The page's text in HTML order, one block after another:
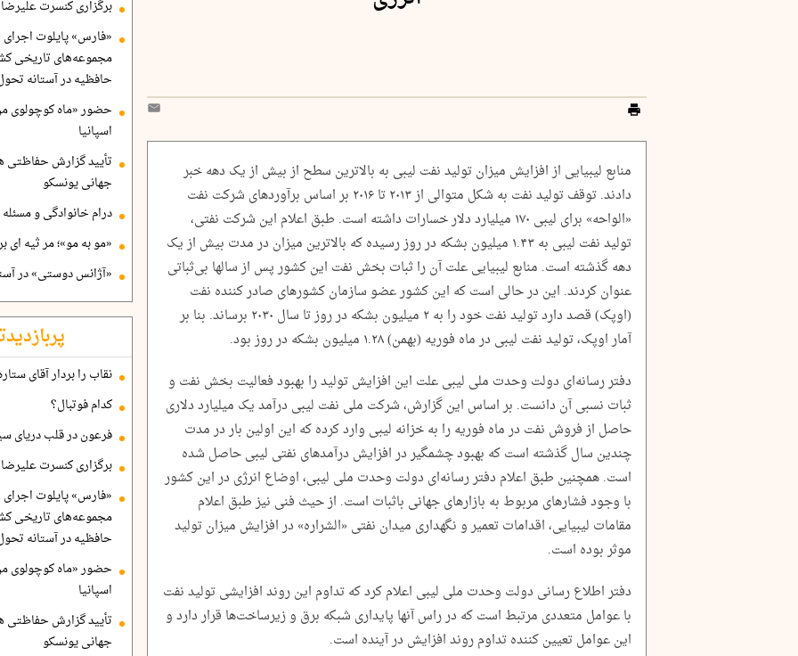
منابع لیبیایی از افزایش میزان تولید نفت لیبی به بالاترین سطح از بیش از یک دهه خبر
دادند. توقف تولید نفت به شکل متوالی از ۲۰۱۳ تا ۲۰۱۶ بر اساس برآوردهای شرکت نفت
«الواحه» برای لیبی ۱۷۰ میلیارد دلار خسارات داشته است. طبق اعلام این شرکت نفتی،
تولید نفت لیبی به ۱.۴۳ میلیون بشکه در روز رسیده که بالاترین میزان در مدت بیش از یک
دهه گذشته است. منابع لیبیایی علت آن را ثبات بخش نفت این کشور پس از سالها بی‌ثباتی
عنوان کردند. این در حالی است که این کشور عضو سازمان کشورهای صادر کننده نفت
(اوپک) قصد دارد تولید نفت خود را به ۲ میلیون بشکه در روز تا سال ۲۰۳۰ برساند. بنا بر
آمار اوپک، تولید نفت لیبی در ماه فوریه (بهمن) ۱.۲۸ میلیون بشکه در روز بود.
دفتر رسانه‌ای دولت وحدت ملی لیبی علت این افزایش تولید را بهبود فعالیت بخش نفت و
ثبات نسبی آن دانست. بر اساس این گزارش، شرکت ملی نفت لیبی درآمد یک میلیارد دلاری
حاصل از فروش نفت در ماه فوریه را به خزانه لیبی وارد کرده که این اولین بار در مدت
چندین سال گذشته است که بهبود چشمگیر در افزایش درآمدهای نفتی لیبی حاصل شده
است. همچنین طبق اعلام دفتر رسانه‌ای دولت وحدت ملی لیبی، اوضاع انرژی در این کشور
با وجود فشارهای مربوط به بازارهای جهانی باثبات است. از حیث فنی نیز طبق اعلام
مقامات لیبیایی، اقدامات تعمیر و نگهداری میدان نفتی «الشراره» در افزایش میزان تولید
موثر بوده است.
دفتر اطلاع رسانی دولت وحدت ملی لیبی اعلام کرد که تداوم این روند افزایشی تولید نفت
با عوامل متعددی مرتبط است که در راس آنها پایداری شبکه برق و زیرساخت‌ها قرار دارد و
این عوامل تعیین کننده تداوم روند افزایش در آینده است.
برگزاری کنسرت
«فارس» پایلوت اجرای
مجموعه‌های تاریخی
حافظیه در آستانه
حضور «ماه کوچولوی
اسپانیا
تأیید گزارش حفاظتی
جهانی یونسکو
درام خانوادگی و
«مو به مو»؛ مر ثیه
«آژانس دوستی» در
نقاب را بردار آقای
کدام فوتبال؟
فرعون در قلب دریای
برگزاری کنسرت
«فارس» پایلوت اجرای
مجموعه‌های تاریخی
حافظیه در آستانه
حضور «ماه کوچولوی
اسپانیا
تأیید گزارش حفاظتی
جهانی یونسکو